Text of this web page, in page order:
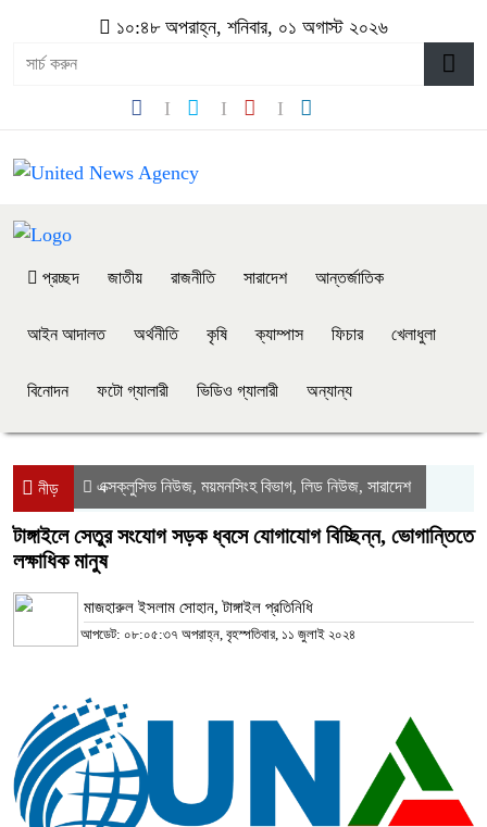
১০:৪৮ অপরাহ্ন, শনিবার, ০১ অগাস্ট ২০২৬
প্রচ্ছদ জাতীয় রাজনীতি সারাদেশ আন্তর্জাতিক
আইন আদালত অর্থনীতি কৃষি ক্যাম্পাস ফিচার খেলাধুলা
বিনোদন ফটো গ্যালারী ভিডিও গ্যালারী অন্যান্য
নীড় এক্সক্লুসিভ নিউজ, ময়মনসিংহ বিভাগ, লিড নিউজ, সারাদেশ
টাঙ্গাইলে সেতুর সংযোগ সড়ক ধ্বসে যোগাযোগ বিচ্ছিন্ন, ভোগান্তিতে
লক্ষাধিক মানুষ
মাজহারুল ইসলাম সোহান, টাঙ্গাইল প্রতিনিধি
আপডেট: ০৮:০৫:৩৭ অপরাহ্ন, বৃহস্পতিবার, ১১ জুলাই ২০২৪